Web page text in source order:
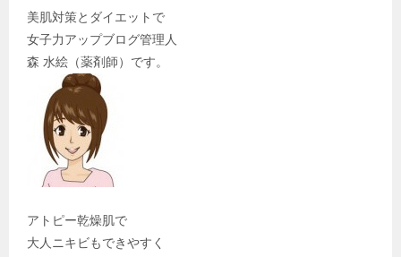
美肌対策とダイエットで
女子力アップブログ管理人
森 水絵（薬剤師）です。
アトピー乾燥肌で
大人ニキビもできやすく